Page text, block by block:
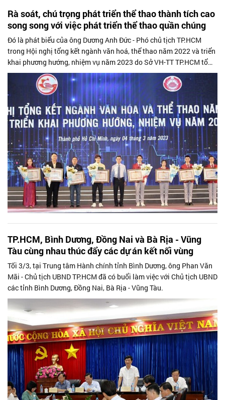
Rà soát, chú trọng phát triển thể thao thành tích cao
song song với việc phát triển thể thao quần chúng
Đó là phát biểu của ông Dương Anh Đức - Phó chủ tịch TP.HCM
trong Hội nghị tổng kết ngành văn hoá, thể thao năm 2022 và triển
khai phương hướng, nhiệm vụ năm 2023 do Sở VH-TT TP.HCM tổ
chức ngày 4/3.
TP.HCM, Bình Dương, Đồng Nai và Bà Rịa - Vũng
Tàu cùng nhau thúc đẩy các dự án kết nối vùng
Tối 3/3, tại Trung tâm Hành chính tỉnh Bình Dương, ông Phan Văn
Mãi - Chủ tịch UBND TP.HCM đã có buổi làm việc với Chủ tịch UBND
các tỉnh Bình Dương, Đồng Nai, Bà Rịa - Vũng Tàu.